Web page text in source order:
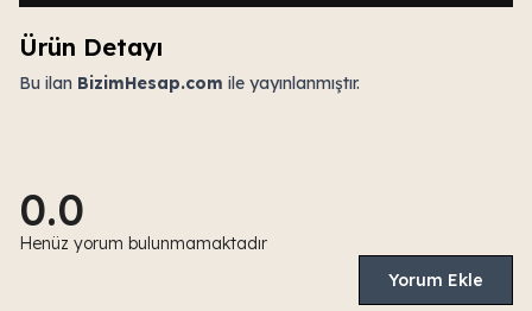
Ürün Detayı
Bu ilan BizimHesap.com ile yayınlanmıştır.
0.0
Henüz yorum bulunmamaktadır
Yorum Ekle